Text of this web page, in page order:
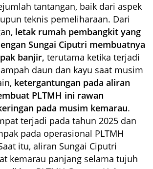
tantangan, baik dari aspek
teknis pemeliharaan. Dari
letak rumah pembangkit yang
Sungai Ciputri membuatnya
banjir, terutama ketika terjadi
daun dan kayu saat musim
ketergantungan pada aliran
PLTMH ini rawan
pada musim kemarau.
terjadi pada tahun 2025 dan
pada operasional PLTMH
itu, aliran Sungai Ciputri
kemarau panjang selama tujuh